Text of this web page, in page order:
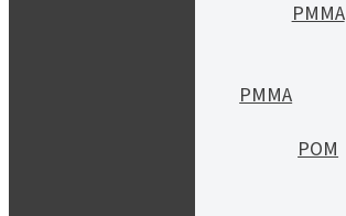
PMMA
PMMA
POM